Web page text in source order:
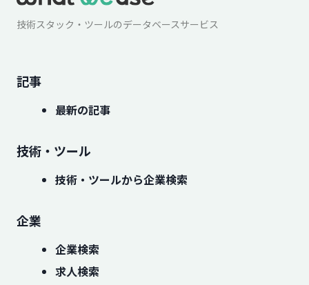
技術スタック・ツールのデータベースサービス
記事
最新の記事
技術・ツール
技術・ツールから企業検索
企業
企業検索
求人検索